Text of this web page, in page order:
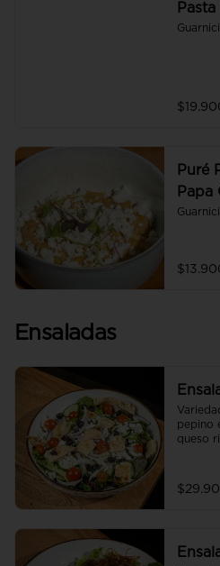
Puré
Papa
Ensaladas
pepino
queso